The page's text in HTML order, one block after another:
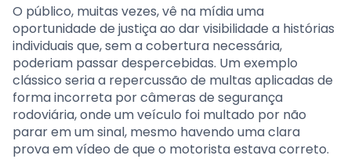
O público, muitas vezes, vê na mídia uma
oportunidade de justiça ao dar visibilidade a histórias
individuais que, sem a cobertura necessária,
poderiam passar despercebidas. Um exemplo
clássico seria a repercussão de multas aplicadas de
forma incorreta por câmeras de segurança
rodoviária, onde um veículo foi multado por não
parar em um sinal, mesmo havendo uma clara
prova em vídeo de que o motorista estava correto.